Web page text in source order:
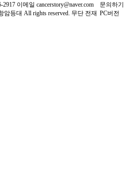
문의하기
PC버전
2917 이메일 cancerstory@naver.com
암등대 All rights reserved. 무단 전재